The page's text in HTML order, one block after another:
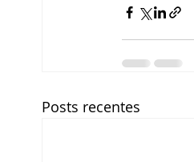
Posts recentes